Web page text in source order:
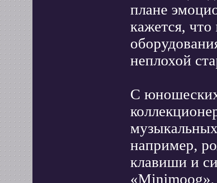
плане
кажется,
неплохой
С
например,
клавиши и
«Minimoog»,